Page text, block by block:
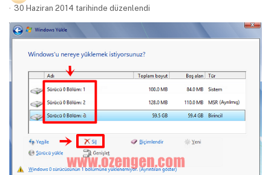
30 Haziran 2014 tarihinde düzenlendi